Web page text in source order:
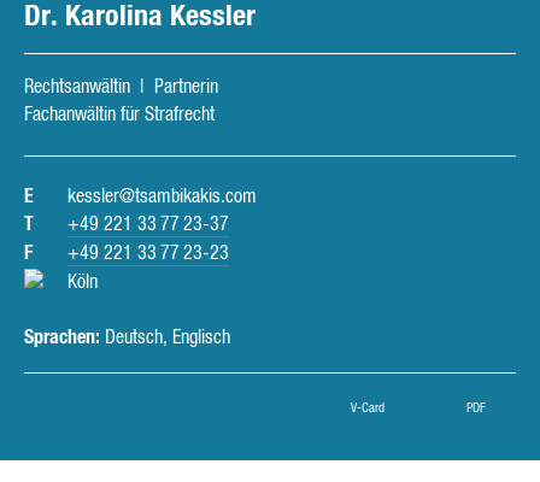
Dr. Karolina Kessler
Rechtsanwältin | Partnerin
Fachanwältin für Strafrecht
E
kessler@tsambikakis.com
T
+49 221 33 77 23-37
F
+49 221 33 77 23-23
Köln
Sprachen: Deutsch, Englisch
V-Card PDF